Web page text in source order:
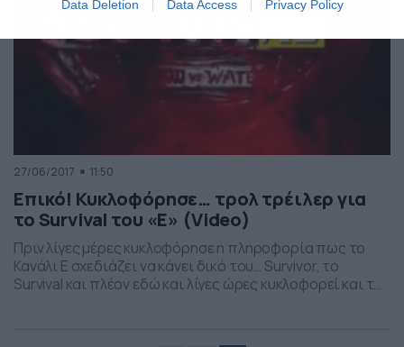
Data Deletion Data Access Privacy Policy
27/06/2017 11:50
Επικό! Κυκλοφόρησε… τρολ τρέιλερ για
το Survival του «Ε» (Video)
Πριν λίγες μέρες κυκλοφόρησε η πληροφορία πως το
Κανάλι Ε σχεδιάζει να κάνει δικό του… Survivor, το
Survival και πλέον εδώ και λίγες ώρες κυκλοφορεί και το